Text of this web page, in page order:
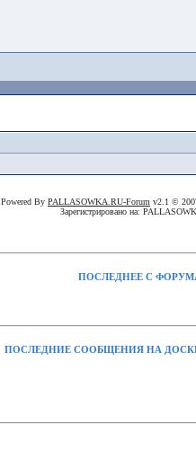
Powered By PALLASOWKA.RU-Forum v2.1 ©
Зарегистрировано на:
ПОСЛЕДНЕЕ С
ПОСЛЕДНИЕ СООБЩЕНИЯ НА